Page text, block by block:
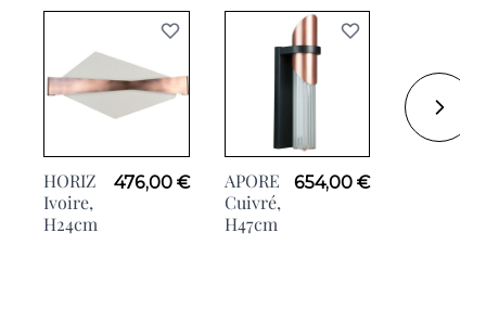
HORIZ
Ivoire,
H24cm
476,00 €
APORE
Cuivré,
H47cm
654,00 €